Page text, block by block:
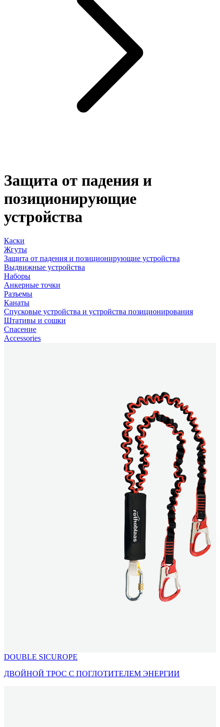
Защита от падения и
позиционирующие
устройства
Каски
Жгуты
Защита от падения и позиционирующие устройства
Выдвижные устройства
Наборы
Анкерные точки
Разъемы
Канаты
Спусковые устройства и устройства позиционирования
Штативы и сошки
Спасение
Accessories
DOUBLE SICUROPE
ДВОЙНОЙ ТРОС С ПОГЛОТИТЕЛЕМ ЭНЕРГИИ